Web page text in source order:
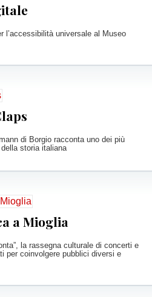
l’accessibilità universale al Museo
di Borgio racconta uno dei più
storia italiana
a Mioglia
la rassegna culturale di concerti e
per coinvolgere pubblici diversi e